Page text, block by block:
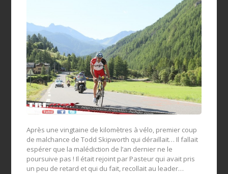
Après une vingtaine de kilomètres à vélo, premier coup
de malchance de Todd Skipworth qui déraillait… Il fallait
espérer que la malédiction de l’an dernier ne le
poursuive pas ! Il était rejoint par Pasteur qui avait pris
un peu de retard et qui du fait, recollait au leader…